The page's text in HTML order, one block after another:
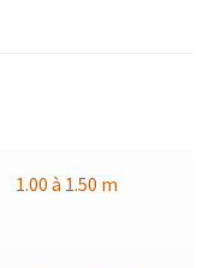
1.00 à 1.50 m